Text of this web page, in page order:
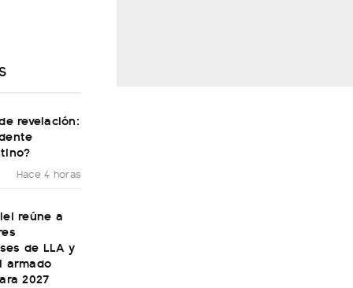
revelación:
Hace 4 horas
reúne a
de LLA y
armado
2027